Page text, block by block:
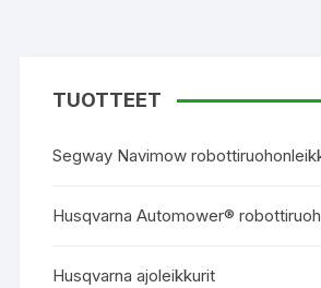
TUOTTEET
Segway Navimow
Husqvarna Automower®
Husqvarna ajoleikkurit